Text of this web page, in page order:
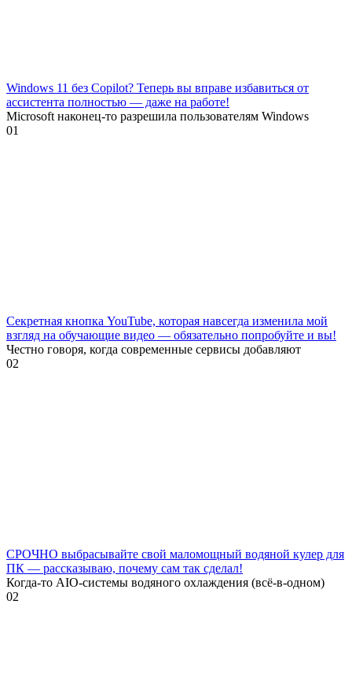
Windows 11 без Copilot? Теперь вы вправе избавиться от
ассистента полностью — даже на работе!
Microsoft наконец-то разрешила пользователям Windows
01
Секретная кнопка YouTube, которая навсегда изменила мой
взгляд на обучающие видео — обязательно попробуйте и вы!
Честно говоря, когда современные сервисы добавляют
02
СРОЧНО выбрасывайте свой маломощный водяной кулер для
ПК — рассказываю, почему сам так сделал!
Когда-то AIO-системы водяного охлаждения (всё-в-одном)
02